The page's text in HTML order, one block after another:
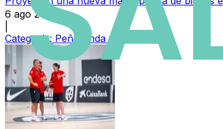
6 ago 2026
Categoría: Peñaranda y Las Villas